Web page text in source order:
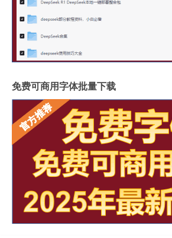
免费可商用字体批量下载